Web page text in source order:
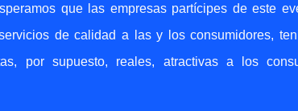
que las empresas partícipes de este
de calidad a las y los consumidores,
por supuesto, reales, atractivas a los